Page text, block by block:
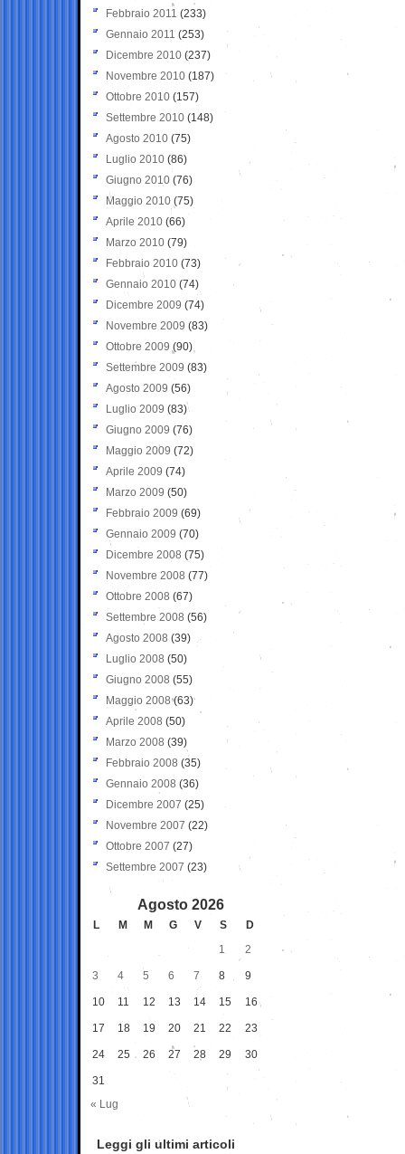
Febbraio 2011 (233)
Gennaio 2011 (253)
Dicembre 2010 (237)
Novembre 2010 (187)
Ottobre 2010 (157)
Settembre 2010 (148)
Agosto 2010 (75)
Luglio 2010 (86)
Giugno 2010 (76)
Maggio 2010 (75)
Aprile 2010 (66)
Marzo 2010 (79)
Febbraio 2010 (73)
Gennaio 2010 (74)
Dicembre 2009 (74)
Novembre 2009 (83)
Ottobre 2009 (90)
Settembre 2009 (83)
Agosto 2009 (56)
Luglio 2009 (83)
Giugno 2009 (76)
Maggio 2009 (72)
Aprile 2009 (74)
Marzo 2009 (50)
Febbraio 2009 (69)
Gennaio 2009 (70)
Dicembre 2008 (75)
Novembre 2008 (77)
Ottobre 2008 (67)
Settembre 2008 (56)
Agosto 2008 (39)
Luglio 2008 (50)
Giugno 2008 (55)
Maggio 2008(63)
Aprile 2008 (50)
Marzo 2008 (39)
Febbraio 2008 (35)
Gennaio 2008 (36)
Dicembre 2007 (25)
Novembre 2007 (22)
Ottobre 2007 (27)
Settembre 2007 (23)
Agosto 2026
L M M G V S
D
1
2
3 4 5 6 7 8 9
10 11 12 13 14 15 16
17 18 19 20 21 22 23
24 25 26 27 28 29 30
31
« Lug
Leggi gli ultimi articoli